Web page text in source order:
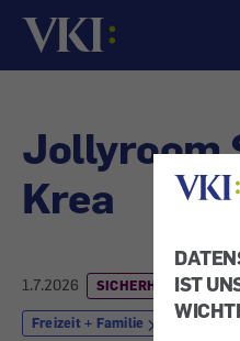
IST
Startseite
Jollyroom
Krea
1.7.2026
Freizeit + Familie